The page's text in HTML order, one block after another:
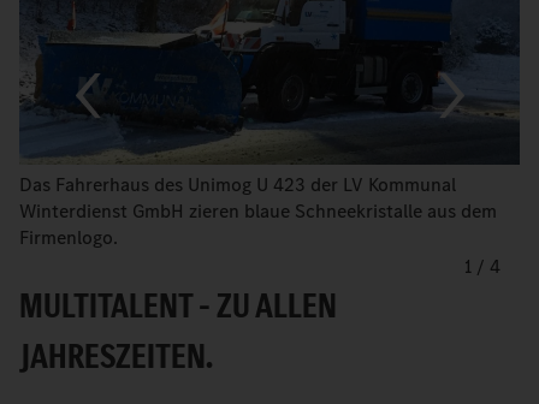
Das Fahrerhaus des Unimog U 423 der LV Kommunal
Winterdienst GmbH zieren blaue Schneekristalle aus dem
Firmenlogo.
1 / 4
MULTITALENT – ZU ALLEN
JAHRESZEITEN.